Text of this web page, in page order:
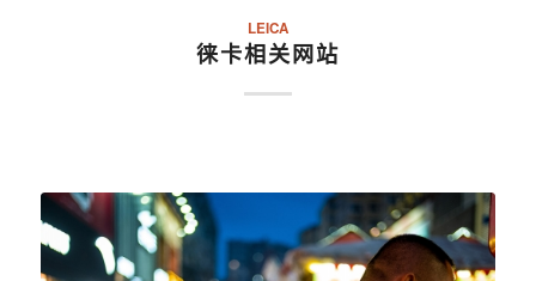
LEICA
徕卡相关网站